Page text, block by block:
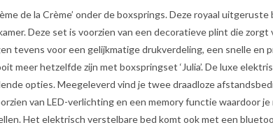
de la Crème’ onder de boxsprings. Deze royaal
Deze set is voorzien van een decoratieve plint die
tevens voor een gelijkmatige drukverdeling, een snelle en
meer hetzelfde zijn met boxspringset ‘Julia’. De luxe
opties. Meegeleverd vind je twee draadloze
van LED-verlichting en een memory functie waardoor
Het elektrisch verstelbare bed komt ook met een